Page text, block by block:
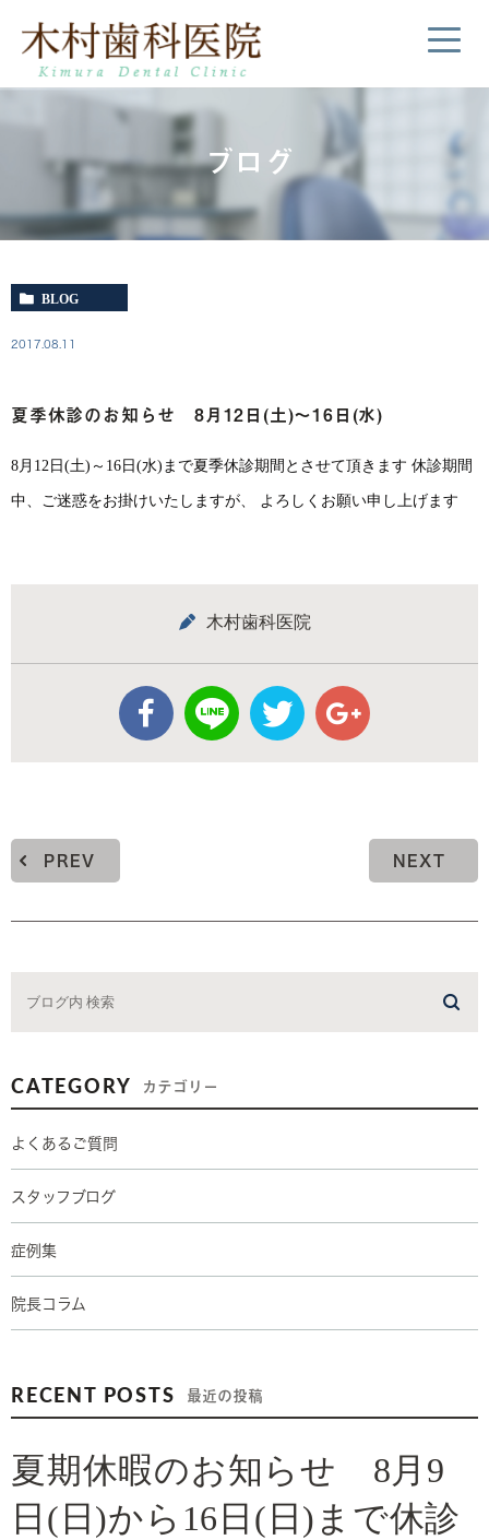
ブログ
BLOG
2017.08.11
夏季休診のお知らせ 8月12日(土)～16日(水)
8月12日(土)～16日(水)まで夏季休診期間とさせて頂きます 休診期間
中、ご迷惑をお掛けいたしますが、 よろしくお願い申し上げます
木村歯科医院
PREV NEXT
CATEGORY カテゴリー
よくあるご質問
スタッフブログ
症例集
院長コラム
RECENT POSTS 最近の投稿
夏期休暇のお知らせ 8月9
日(日)から16日(日)まで休診